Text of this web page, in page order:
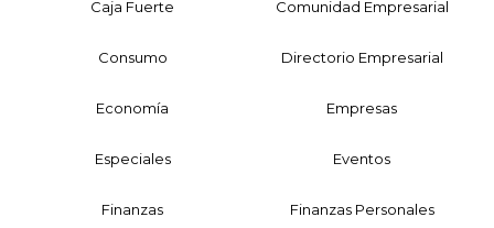
Caja Fuerte Comunidad Empresarial
Consumo Directorio Empresarial
Economía Empresas
Especiales Eventos
Finanzas Finanzas Personales